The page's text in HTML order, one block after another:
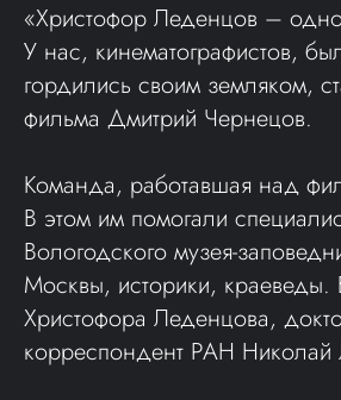
«Христофор Леденцов –
У нас, кинематографистов,
гордились своим земляком,
фильма Дмитрий Чернецов.
Команда, работавшая над
В этом им помогали
Вологодского музея-
Москвы, историки,
Христофора Леденцова,
корреспондент РАН Николай